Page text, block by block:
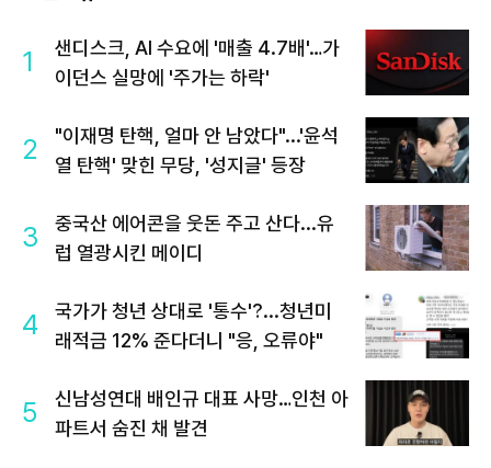
1
샌디스크, AI 수요에 '매출 4.7배'…가
이던스 실망에 '주가는 하락'
2
"이재명 탄핵, 얼마 안 남았다"...'윤석
열 탄핵' 맞힌 무당, '성지글' 등장
3
중국산 에어콘을 웃돈 주고 산다...유
럽 열광시킨 메이디
4
국가가 청년 상대로 '통수'?...청년미
래적금 12% 준다더니 "응, 오류야"
5
신남성연대 배인규 대표 사망…인천 아
파트서 숨진 채 발견